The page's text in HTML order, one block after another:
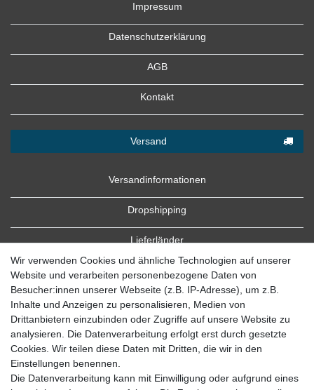
Impressum
Datenschutzerklärung
AGB
Kontakt
Versand
Versandinformationen
Dropshipping
Lieferländer
Zahlung
Wir verwenden Cookies und ähnliche Technologien auf unserer
Website und verarbeiten personenbezogene Daten von
Besucher:innen unserer Webseite (z.B. IP-Adresse), um z.B.
Inhalte und Anzeigen zu personalisieren, Medien von
Drittanbietern einzubinden oder Zugriffe auf unsere Website zu
analysieren. Die Datenverarbeitung erfolgt erst durch gesetzte
Cookies. Wir teilen diese Daten mit Dritten, die wir in den
Einstellungen benennen.
Die Datenverarbeitung kann mit Einwilligung oder aufgrund eines